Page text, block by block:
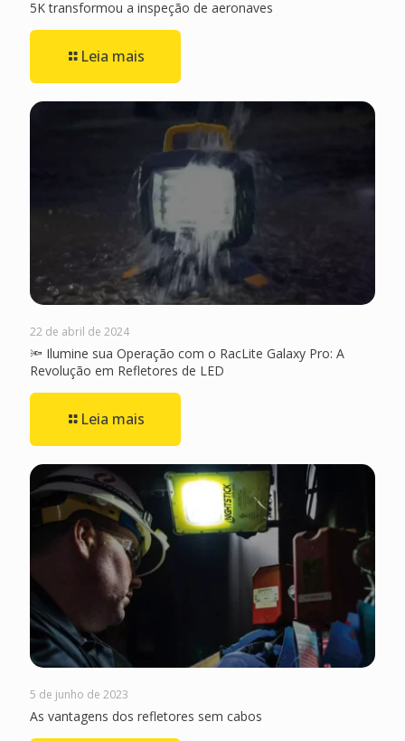
5K transformou a inspeção de aeronaves
Leia mais
22 de abril de 2024
🔦 Ilumine sua Operação com o RacLite Galaxy Pro: A
Revolução em Refletores de LED
Leia mais
5 de junho de 2023
As vantagens dos refletores sem cabos